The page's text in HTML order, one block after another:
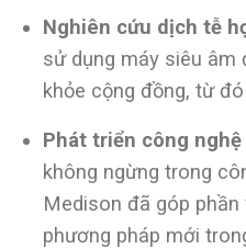
Nghiên cứu dịch tễ
sử dụng máy siêu âm
khỏe cộng đồng, từ
Phát triển công nghệ
không ngừng trong
Medison đã góp
phương pháp mới